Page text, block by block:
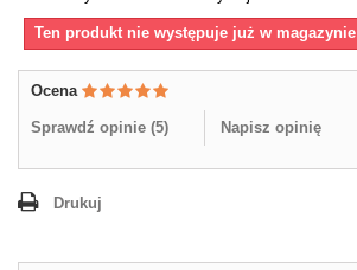
Ten produkt nie występuje już w magazynie
Ocena
Sprawdź opinie (5) Napisz opinię
Drukuj